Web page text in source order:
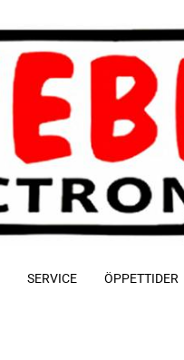
SERVICE ÖPPETTIDER